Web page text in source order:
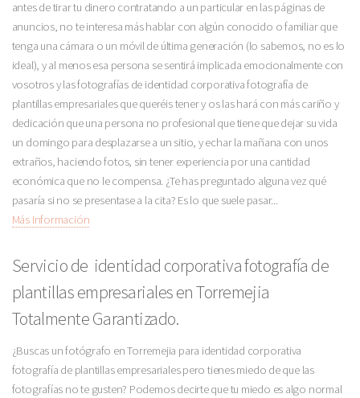
antes de tirar tu dinero contratando a un particular en las páginas de
anuncios, no te interesa más hablar con algún conocido o familiar que
tenga una cámara o un móvil de última generación (lo sabemos, no es lo
ideal), y al menos esa persona se sentirá implicada emocionalmente con
vosotros y las fotografías de identidad corporativa fotografía de
plantillas empresariales que queréis tener y os las hará con más cariño y
dedicación que una persona no profesional que tiene que dejar su vida
un domingo para desplazarse a un sitio, y echar la mañana con unos
extraños, haciendo fotos, sin tener experiencia por una cantidad
económica que no le compensa. ¿Te has preguntado alguna vez qué
pasaría si no se presentase a la cita? Es lo que suele pasar...
Más Información
Servicio de identidad corporativa fotografía de
plantillas empresariales en Torremejia
Totalmente Garantizado.
¿Buscas un fotógrafo en Torremejia para identidad corporativa
fotografía de plantillas empresariales pero tienes miedo de que las
fotografías no te gusten? Podemos decirte que tu miedo es algo normal